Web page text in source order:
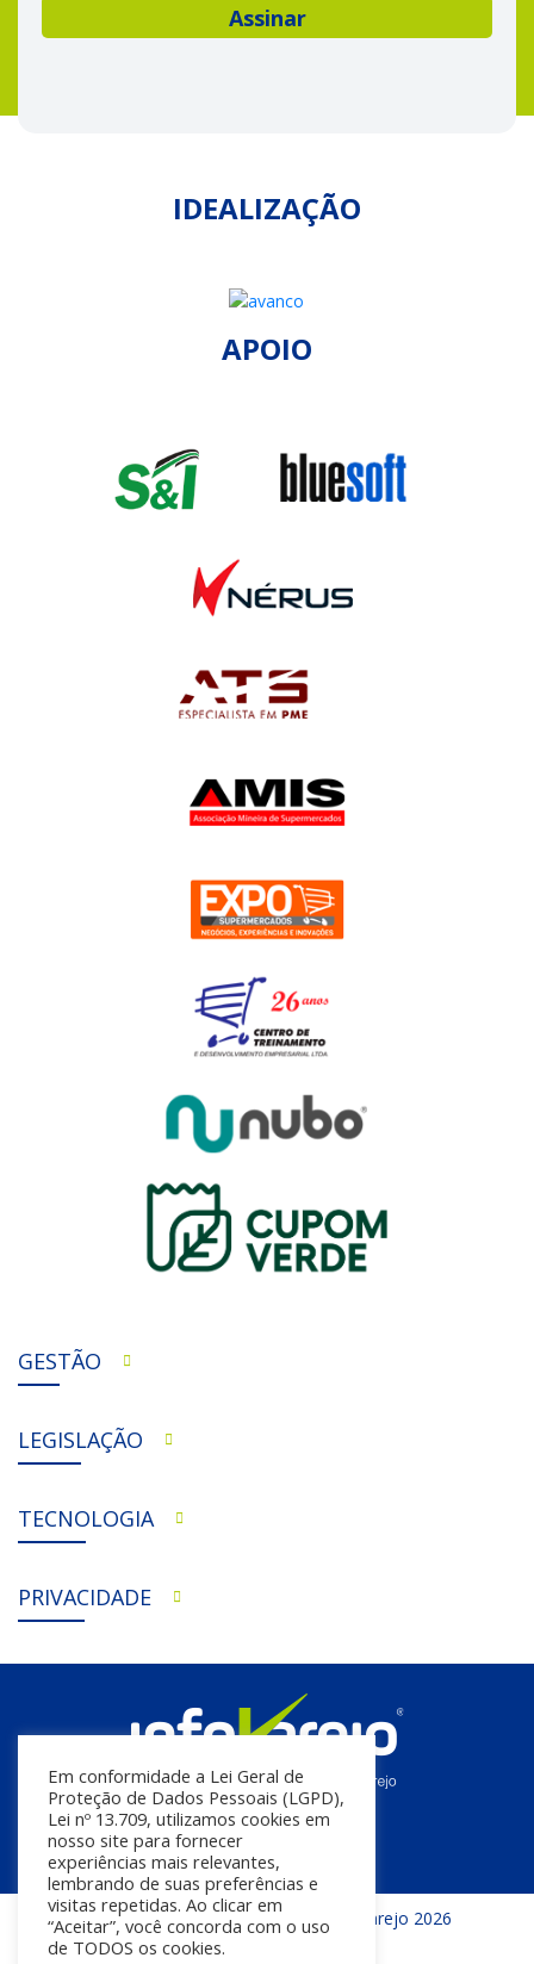
IDEALIZAÇÃO
APOIO
GESTÃO
LEGISLAÇÃO
TECNOLOGIA
PRIVACIDADE
Todos os direitos reservados | InfoVarejo 2026
Em conformidade a Lei Geral de
Proteção de Dados Pessoais (LGPD),
Lei nº 13.709, utilizamos cookies em
nosso site para fornecer
experiências mais relevantes,
lembrando de suas preferências e
visitas repetidas. Ao clicar em
“Aceitar”, você concorda com o uso
de TODOS os cookies.